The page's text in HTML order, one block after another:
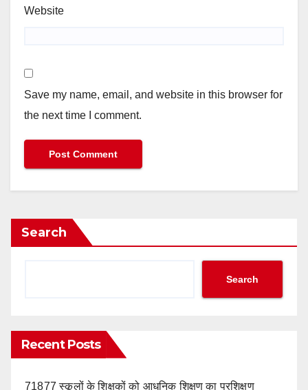
Website
Save my name, email, and website in this browser for
the next time I comment.
Search
Search
Recent Posts
71877 स्कूलों के शिक्षकों को आधुनिक शिक्षण का प्रशिक्षण